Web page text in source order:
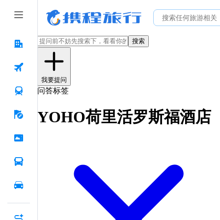
搜索
我要提问
问答标签
YOHO荷里活罗斯福酒店